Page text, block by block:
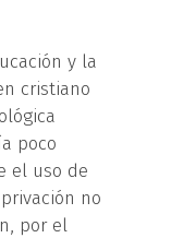
y la
cristiano
poco
el uso de
no
por el